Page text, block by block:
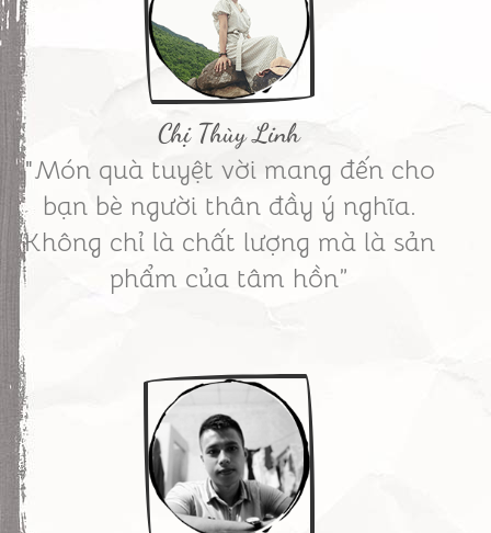
Chị Thùy Linh
"Món quà tuyệt vời mang đến cho
bạn bè người thân đầy ý nghĩa.
Không chỉ là chất lượng mà là sản
phẩm của tâm hồn”